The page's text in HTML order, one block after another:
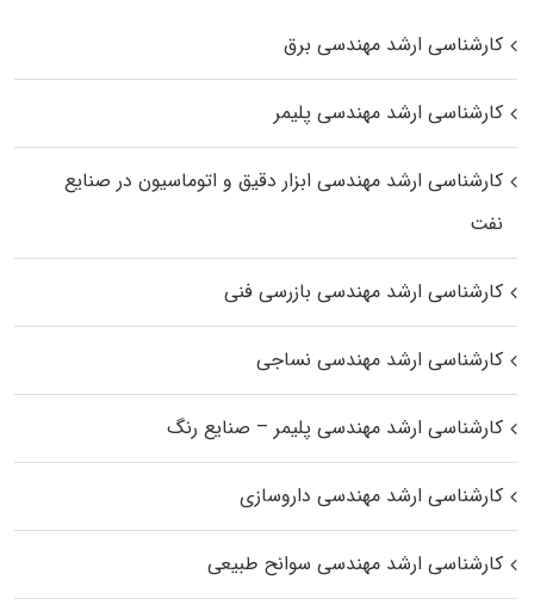
کارشناسی ارشد مهندسی برق
کارشناسی ارشد مهندسی پلیمر
کارشناسی ارشد مهندسی ابزار دقیق و اتوماسیون در صنایع
نفت
کارشناسی ارشد مهندسی بازرسی فنی
کارشناسی ارشد مهندسی نساجی
کارشناسی ارشد مهندسی پلیمر – صنایع رنگ
کارشناسی ارشد مهندسی داروسازی
کارشناسی ارشد مهندسی سوانح طبیعی